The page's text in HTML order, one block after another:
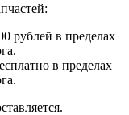
рублей в пределах
в пределах